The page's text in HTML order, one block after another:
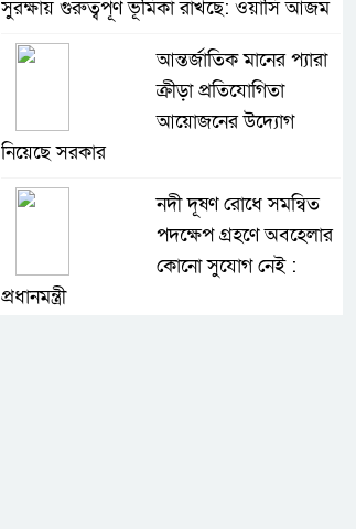
সুরক্ষায় গুরুত্বপূর্ণ ভূমিকা রাখছে: ওয়াসি আজম
আন্তর্জাতিক মানের প্যারা
ক্রীড়া প্রতিযোগিতা
আয়োজনের উদ্যোগ
নিয়েছে সরকার
নদী দূষণ রোধে সমন্বিত
পদক্ষেপ গ্রহণে অবহেলার
কোনো সুযোগ নেই :
প্রধানমন্ত্রী